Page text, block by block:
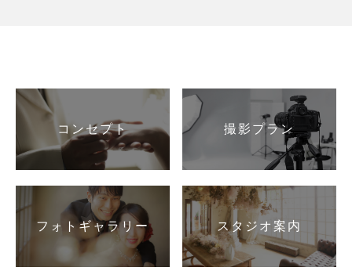
コンセプト 撮影プラン
フォトギャラリー スタジオ案内